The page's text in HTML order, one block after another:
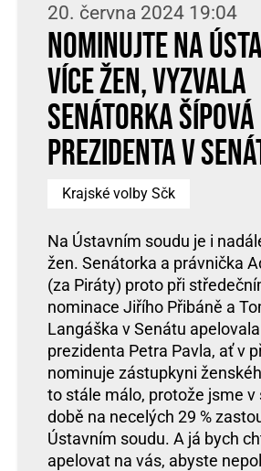
20. června 2024 19:04
Nominujte na
více žen, vyzvala
senátorka Šípová
prezidenta v
Krajské volby Sčk
Na Ústavním soudu je i
žen. Senátorka a právnička
(za Piráty) proto při
nominace Jiřího Přibáně a
Langáška v Senátu
prezidenta Petra Pavla, ať v
nominuje zástupkyni
to stále málo, protože jsme v
době na necelých 29 %
Ústavním soudu. A já bych
apelovat na vás, abyste